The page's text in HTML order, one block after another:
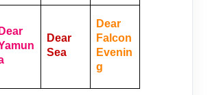
Dear
Sea
Dear
Falcon
Evenin
G